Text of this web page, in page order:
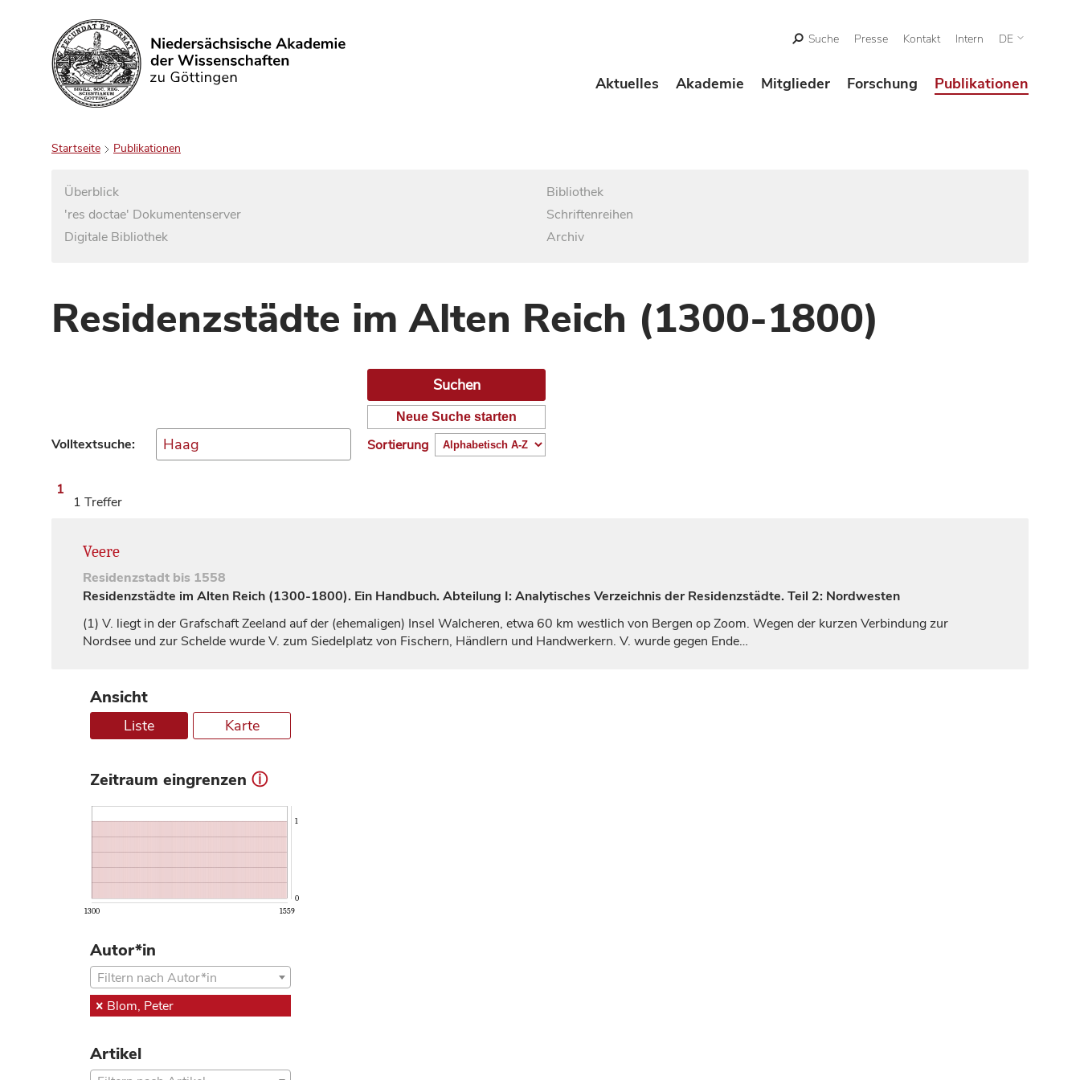
Suchen
Suche Presse Kontakt Intern DE
Aktuelles Akademie Mitglieder Forschung Publikationen
Startseite Publikationen
Überblick
'res doctae' Dokumentenserver
Digitale Bibliothek
Bibliothek
Schriftenreihen
Archiv
Residenzstädte im Alten Reich (1300-1800)
Volltextsuche:
Neue Suche starten
Sortierung
1
1 Treffer
Veere
Residenzstadt bis 1558
Residenzstädte im Alten Reich (1300-1800). Ein Handbuch. Abteilung I: Analytisches Verzeichnis der Residenzstädte. Teil 2: Nordwesten
(1) V. liegt in der GrafschaftZeeland auf der (ehemaligen) Insel Walcheren, etwa 60 km westlich von Bergen op Zoom. Wegen der kurzen Verbindung zur
Nordsee und zur Schelde wurde V. zum Siedelplatz von Fischern, Händlern und Handwerkern. V. wurde gegen Ende…
Ansicht
Liste Karte
Zeitraum eingrenzen ⓘ
1300 1559
0
1
Autor*in
Filtern nach Autor*in
Blom, Peter
Artikel